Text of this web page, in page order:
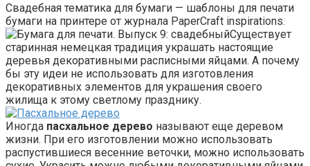
Свадебная тематика для бумаги — шаблоны для печати
бумаги на принтере от журнала PaperCraft inspirations.
Существует
старинная немецкая традиция украшать настоящие
деревья декоративными расписными яйцами. А почему
бы эту идеи не использовать для изготовления
декоративных элементов для украшения своего
жилища к этому светлому празднику.
Иногда пасхальное дерево называют еще деревом
жизни. При его изготовлении можно использовать
распустившиеся весенние веточки, можно использовать